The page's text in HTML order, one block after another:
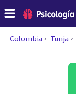
Colombia Tunja